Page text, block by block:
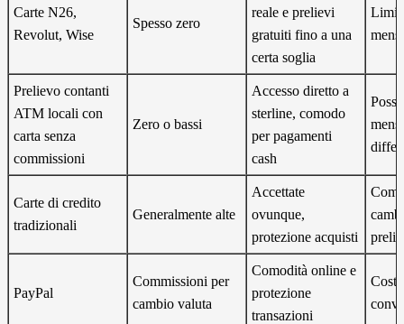
Carte N26,
Revolut, Wise
Spesso zero
reale e prelievi
gratuiti fino a una
certa soglia
Prelievo contanti
ATM locali con
carta senza
commissioni
Zero o bassi
Accesso diretto a
sterline, comodo
per pagamenti
cash
Carte di credito
tradizionali
Generalmente alte
Accettate
ovunque,
protezione acquisti
PayPal
Commissioni per
cambio valuta
Comodità online e
protezione
transazioni